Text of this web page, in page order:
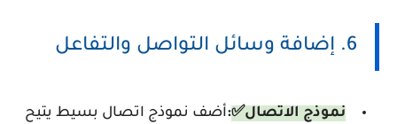
6. إضافة وسائل التواصل والتفاعل
نموذج الاتصال✅:أضف نموذج اتصال بسيط يتيح